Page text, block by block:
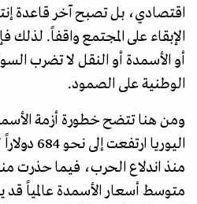
اقتصادي، بل تصبح آخر قاعدة
الإبقاء على المجتمع واقفاً.
أو الأسمدة أو النقل لا تضرب
الوطنية على الصمود.
ومن هنا تتضح خطورة أزمة
منذ اندلاع الحرب، فيما حذرت